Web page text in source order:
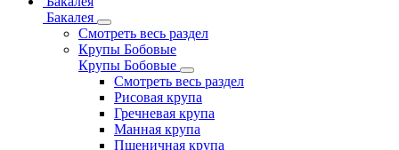
Бакалея
Смотреть весь раздел
Крупы Бобовые
Крупы Бобовые
Смотреть весь раздел
Рисовая крупа
Гречневая крупа
Манная крупа
Пшеничная крупа